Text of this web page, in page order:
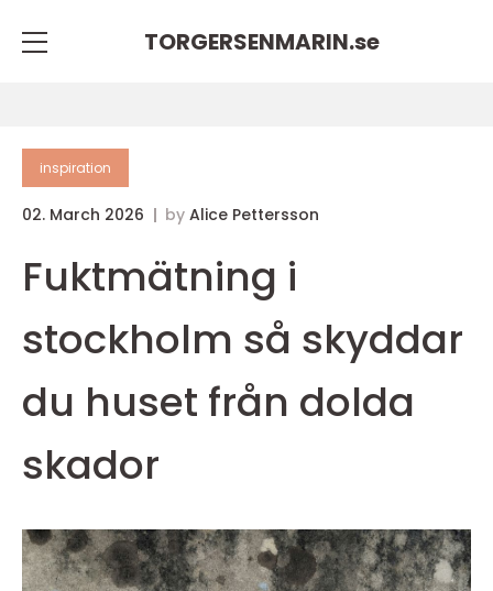
TORGERSENMARIN.se
inspiration
02. March 2026 by Alice Pettersson
Fuktmätning i
stockholm så skyddar
du huset från dolda
skador